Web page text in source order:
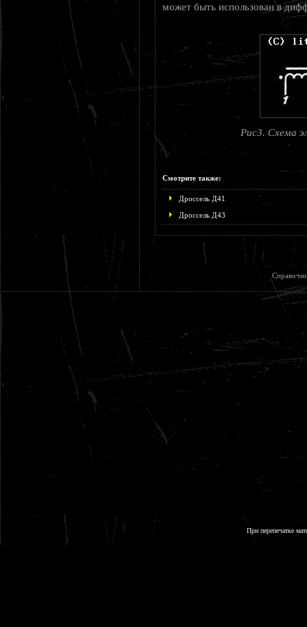
может быть использован в
Рис3. Схема
Смотрите также:
Дроссель Д41
Дроссель Д43
При перепечатке